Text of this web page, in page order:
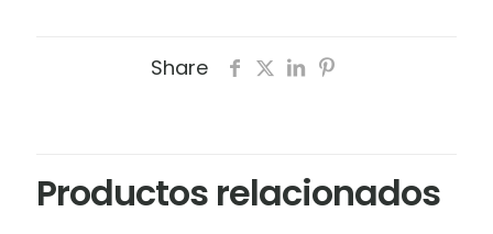
Share
Productos relacionados